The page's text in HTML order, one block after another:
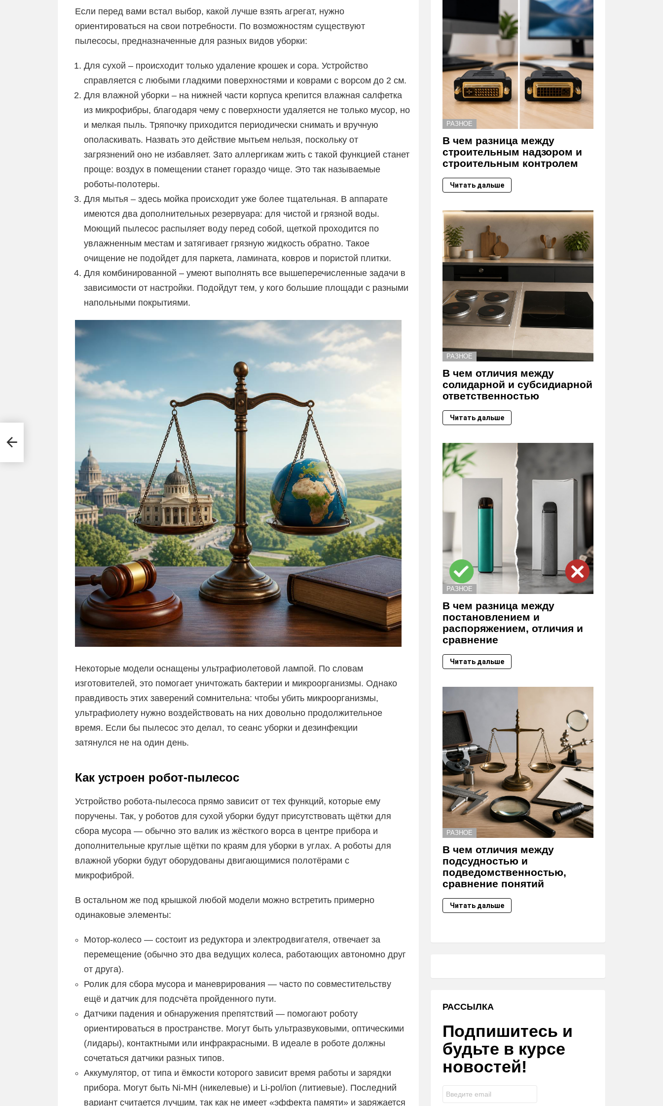
Если перед вами встал выбор, какой лучше взять агрегат, нужно
ориентироваться на свои потребности. По возможностям существуют
пылесосы, предназначенные для разных видов уборки:
Для сухой – происходит только удаление крошек и сора. Устройство
справляется с любыми гладкими поверхностями и коврами с ворсом до 2 см.
Для влажной уборки – на нижней части корпуса крепится влажная салфетка
из микрофибры, благодаря чему с поверхности удаляется не только мусор, но
и мелкая пыль. Тряпочку приходится периодически снимать и вручную
ополаскивать. Назвать это действие мытьем нельзя, поскольку от
загрязнений оно не избавляет. Зато аллергикам жить с такой функцией станет
проще: воздух в помещении станет гораздо чище. Это так называемые
роботы-полотеры.
Для мытья – здесь мойка происходит уже более тщательная. В аппарате
имеются два дополнительных резервуара: для чистой и грязной воды.
Моющий пылесос распыляет воду перед собой, щеткой проходится по
увлажненным местам и затягивает грязную жидкость обратно. Такое
очищение не подойдет для паркета, ламината, ковров и пористой плитки.
Для комбинированной – умеют выполнять все вышеперечисленные задачи в
зависимости от настройки. Подойдут тем, у кого большие площади с разными
напольными покрытиями.
Некоторые модели оснащены ультрафиолетовой лампой. По словам
изготовителей, это помогает уничтожать бактерии и микроорганизмы. Однако
правдивость этих заверений сомнительна: чтобы убить микроорганизмы,
ультрафиолету нужно воздействовать на них довольно продолжительное
время. Если бы пылесос это делал, то сеанс уборки и дезинфекции
затянулся не на один день.
Как устроен робот-пылесос
Устройство робота-пылесоса прямо зависит от тех функций, которые ему
поручены. Так, у роботов для сухой уборки будут присутствовать щётки для
сбора мусора — обычно это валик из жёсткого ворса в центре прибора и
дополнительные круглые щётки по краям для уборки в углах. А роботы для
влажной уборки будут оборудованы двигающимися полотёрами с
микрофиброй.
В остальном же под крышкой любой модели можно встретить примерно
одинаковые элементы:
Мотор-колесо — состоит из редуктора и электродвигателя, отвечает за
перемещение (обычно это два ведущих колеса, работающих автономно друг
от друга).
Ролик для сбора мусора и маневрирования — часто по совместительству
ещё и датчик для подсчёта пройденного пути.
Датчики падения и обнаружения препятствий — помогают роботу
ориентироваться в пространстве. Могут быть ультразвуковыми, оптическими
(лидары), контактными или инфракрасными. В идеале в роботе должны
сочетаться датчики разных типов.
Аккумулятор, от типа и ёмкости которого зависит время работы и зарядки
прибора. Могут быть Ni-МН (никелевые) и Li-pol/ion (литиевые). Последний
вариант считается лучшим, так как не имеет «эффекта памяти» и заряжается
РАЗНОЕ
В чем разница между
строительным надзором и
строительным контролем
Читать дальше
РАЗНОЕ
В чем отличия между
солидарной и субсидиарной
ответственностью
Читать дальше
РАЗНОЕ
В чем разница между
постановлением и
распоряжением, отличия и
сравнение
Читать дальше
РАЗНОЕ
В чем отличия между
подсудностью и
подведомственностью,
сравнение понятий
Читать дальше
РАССЫЛКА
Подпишитесь и
будьте в курсе
новостей!